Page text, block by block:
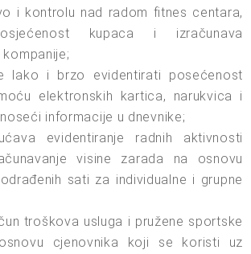
i kontrolu nad radom fitnes centara,
kupaca i izračunava
lako i brzo evidentirati posećenost
elektronskih kartica, narukvica i
informacije u dnevnike;
evidentiranje radnih aktivnosti
visine zarada na osnovu
sati za individualne i grupne
troškova usluga i pružene sportske
cjenovnika koji se koristi uz